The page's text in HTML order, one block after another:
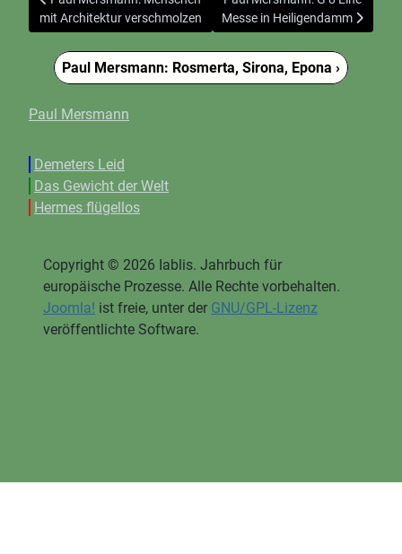
mit Architektur verschmolzen
Messe in Heiligendamm
Paul Mersmann: Rosmerta, Sirona, Epona ›
Paul Mersmann
Demeters Leid
Das Gewicht der Welt
Hermes flügellos
Copyright © 2026 Iablis. Jahrbuch für
europäische Prozesse. Alle Rechte vorbehalten.
Joomla! ist freie, unter der GNU/GPL-Lizenz
veröffentlichte Software.